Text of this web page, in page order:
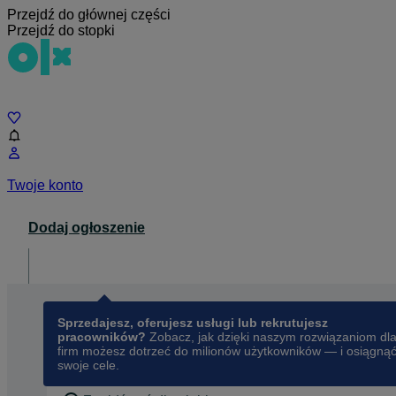
Przejdź do głównej części
Przejdź do stopki
Twoje konto
Dodaj ogłoszenie
Sprzedajesz, oferujesz usługi lub rekrutujesz
pracowników? Zobacz, jak dzięki naszym rozwiązaniom dla
firm możesz dotrzeć do milionów użytkowników — i osiągnąć
swoje cele.